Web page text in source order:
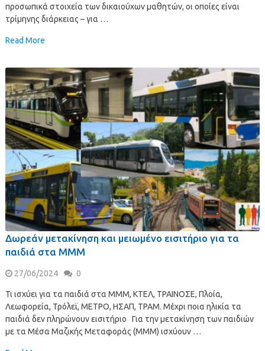
προσωπικά στοιχεία των δικαιούχων μαθητών, οι οποίες είναι
τρίμηνης διάρκειας – για …
Read More
Δωρεάν μετακίνηση και μειωμένο εισιτήριο για τα
παιδιά στα ΜΜΜ
27/06/2024 0
Τι ισχύει για τα παιδιά στα ΜΜΜ, ΚΤΕΛ, ΤΡΑΙΝΟΣΕ, Πλοία,
Λεωφορεία, Τρόλεϊ, ΜΕΤΡΟ, ΗΣΑΠ, ΤΡΑΜ. Μέχρι ποια ηλικία τα
παιδιά δεν πληρώνουν εισιτήριο Για την μετακίνηση των παιδιών
με τα Μέσα Μαζικής Μεταφοράς (ΜΜΜ) ισχύουν …